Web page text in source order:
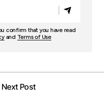
confirm that you have read
and Terms of Use
Next Post